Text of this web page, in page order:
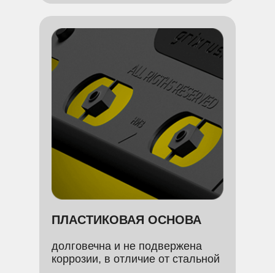
ПЛАСТИКОВАЯ ОСНОВА
долговечна и не подвержена
коррозии, в отличие от стальной